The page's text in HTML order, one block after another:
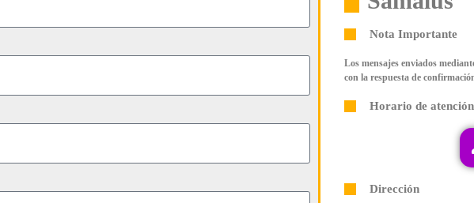
Nota Importante
Los mensajes enviados
con la respuesta de
Horario de atención
Dirección